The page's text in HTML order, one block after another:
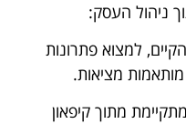
ניהול העסק:
למצוא פתרונות
מציאות.
מתוך קיפאון